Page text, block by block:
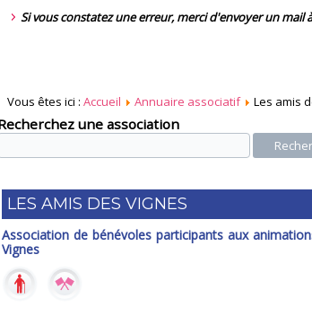
Si vous constatez une erreur, merci d'envoyer un mail
Vous êtes ici : Accueil Annuaire associatif Les amis
une association
LES AMIS DES VIGNES
Association de bénévoles participants aux
Vignes